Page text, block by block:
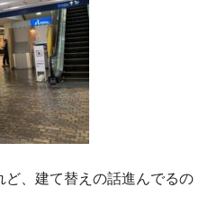
、建て替えの話進んでるの